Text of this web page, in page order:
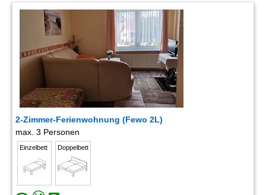
2-Zimmer-Ferienwohnung (Fewo 2L)
max. 3 Personen
Einzelbett Doppelbett